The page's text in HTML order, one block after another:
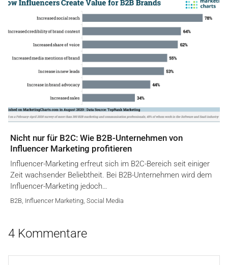
Nicht nur für B2C: Wie B2B-Unternehmen von
Influencer Marketing profitieren
Influencer-Marketing erfreut sich im B2C-Bereich seit einiger
Zeit wachsender Beliebtheit. Bei B2B-Unternehmen wird dem
Influencer-Marketing jedoch…
B2B, Influencer Marketing, Social Media
4 Kommentare